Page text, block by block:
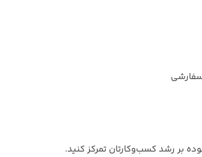
بر رشد کسب‌وکارتان تمرکز کنید.